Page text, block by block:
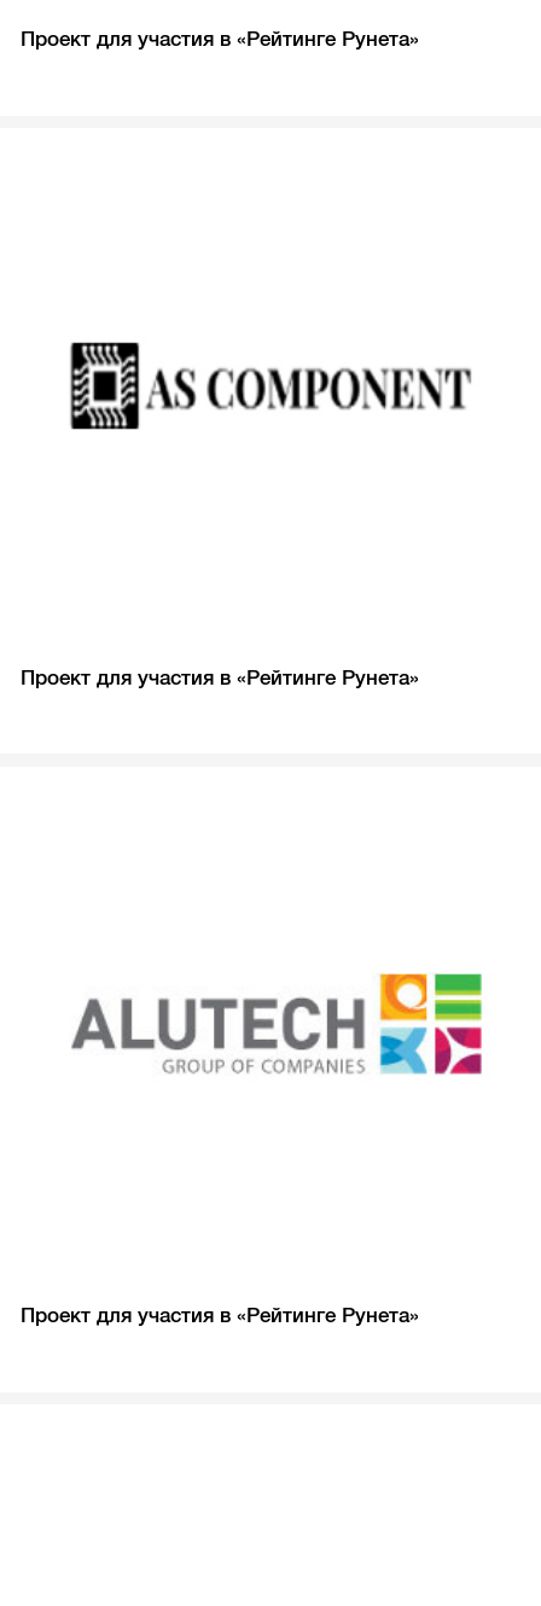
Проект для участия в «Рейтинге Рунета»
Проект для участия в «Рейтинге Рунета»
Проект для участия в «Рейтинге Рунета»